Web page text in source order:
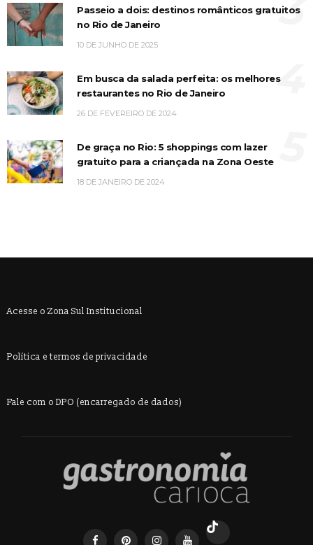
Passeio a dois: destinos românticos gratuitos
no Rio de Janeiro
10 DE JUNHO DE 2025
Em busca da salada perfeita: os melhores
restaurantes no Rio de Janeiro
26 DE FEVEREIRO DE 2024
4
De graça no Rio: 5 shoppings com lazer
gratuito para a criançada na Zona Oeste
18 DE JANEIRO DE 2024
Acesse o Zona Sul Institucional
Política e termos de privacidade
Fale com o DPO (encarregado de dados)